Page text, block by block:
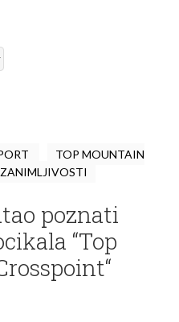
TOP MOUNTAIN
ZANIMLJIVOSTI
poznati
“Top